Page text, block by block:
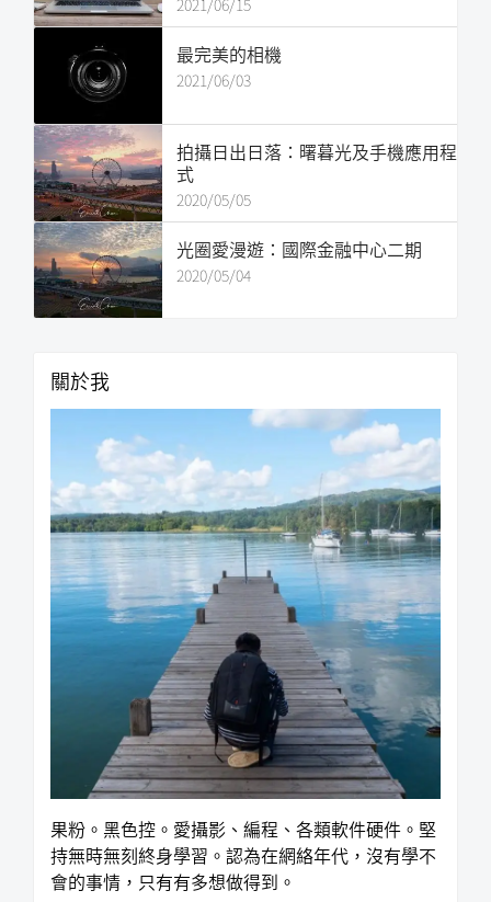
2021/06/15
最完美的相機
2021/06/03
拍攝日出日落：曙暮光及手機應用程
式
2020/05/05
光圈愛漫遊：國際金融中心二期
2020/05/04
關於我
果粉。黑色控。愛攝影、編程、各類軟件硬件。堅
持無時無刻終身學習。認為在網絡年代，沒有學不
會的事情，只有有多想做得到。